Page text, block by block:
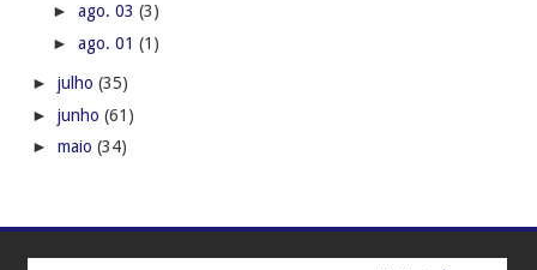
► ago. 03 (3)
► ago. 01 (1)
► julho (35)
► junho (61)
► maio (34)